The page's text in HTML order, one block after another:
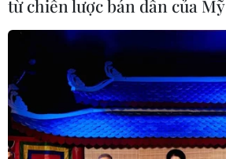
từ chiến lược bán dẫn của Mỹ